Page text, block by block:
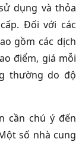
dụng và thỏa
Đối với các
gồm các dịch
điểm, giá mỗi
thường do độ
cần chú ý đến
số nhà cung